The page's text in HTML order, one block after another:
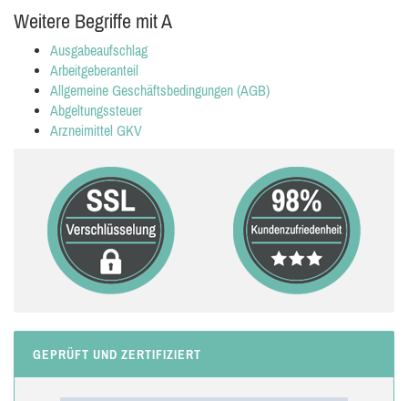
Weitere Begriffe mit A
Ausgabeaufschlag
Arbeitgeberanteil
Allgemeine Geschäftsbedingungen (AGB)
Abgeltungssteuer
Arzneimittel GKV
GEPRÜFT UND ZERTIFIZIERT